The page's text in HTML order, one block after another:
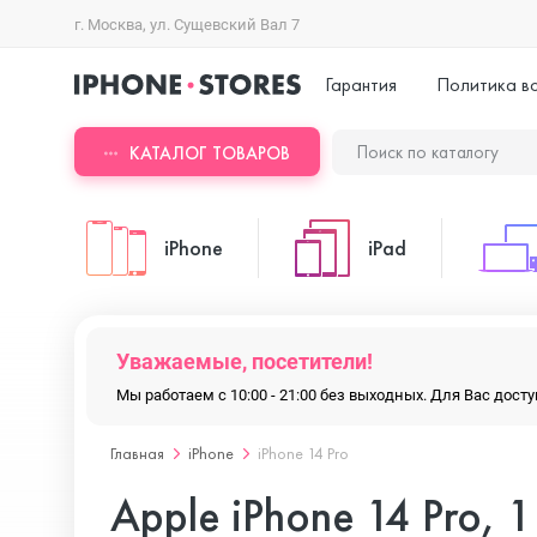
г. Москва, ул. Сущевский Вал 7
Гарантия Политика
КАТАЛОГ ТОВАРОВ
iPhone
iPhone 17 Pro
iPad
Уважаемые, посетители!
Мы работаем с 10:00 - 21:00 без выходных. Для Вас
Главная iPhone iPhone 14 Pro
Apple iPhone 14 Pro,